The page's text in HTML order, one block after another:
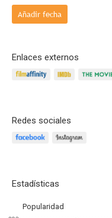
Añadir fecha
Enlaces externos
Redes sociales
Estadísticas
Popularidad